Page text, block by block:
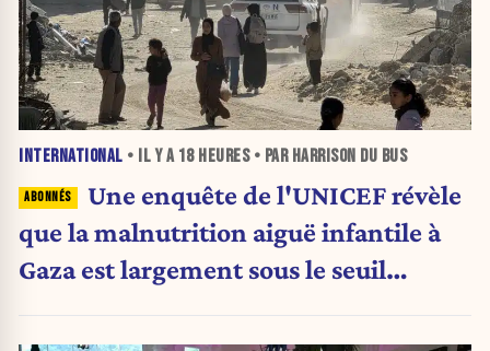
INTERNATIONAL • IL Y A 18 HEURES• PAR HARRISON DU BUS
Une enquête de l'UNICEF révèle
que la malnutrition aiguë infantile à
Gaza est largement sous le seuil